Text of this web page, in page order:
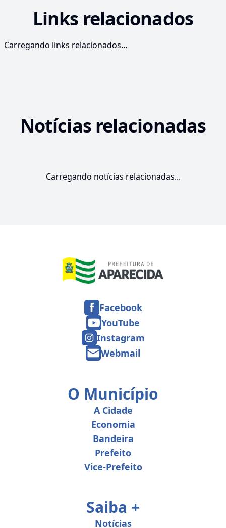
Links relacionados
Carregando links relacionados...
Notícias relacionadas
Carregando notícias relacionadas...
Facebook
YouTube
Instagram
Webmail
O Município
A Cidade
Economia
Bandeira
Prefeito
Vice-Prefeito
Saiba +
Notícias